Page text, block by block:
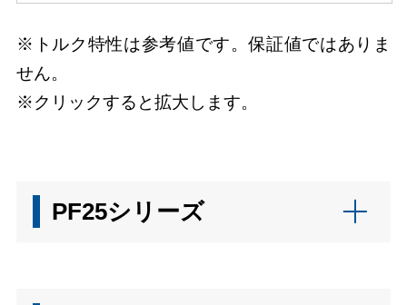
※トルク特性は参考値です。保証値ではありま
せん。
※クリックすると拡大します。
PF25シリーズ